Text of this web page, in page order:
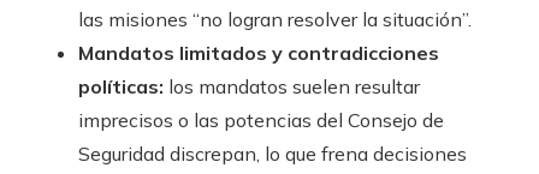
las misiones “no logran resolver la situación”.
Mandatos limitados y contradicciones
políticas: los mandatos suelen resultar
imprecisos o las potencias del Consejo de
Seguridad discrepan, lo que frena decisiones